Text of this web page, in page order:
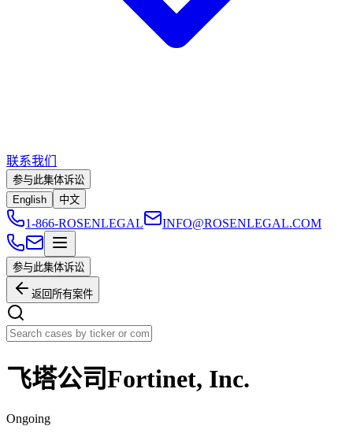
联系我们
参与此集体诉讼
English
中文
1-866-ROSENLEGAL INFO@ROSENLEGAL.COM
参与此集体诉讼
返回所有案件
飞塔公司Fortinet, Inc.
Ongoing